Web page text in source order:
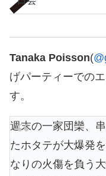
Tanaka Poisson(
げパーティーでの
す。
週末の一家団欒、
たホタテが大爆発
なりの火傷を負う